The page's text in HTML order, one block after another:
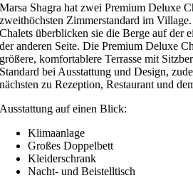
Marsa Shagra hat zwei Premium Deluxe
zweithöchsten Zimmerstandard im
Chalets überblicken sie die Berge auf der
der anderen Seite. Die Premium Deluxe
größere, komfortablere Terrasse mit
Standard bei Ausstattung und Design,
nächsten zu Rezeption, Restaurant und
Ausstattung auf einen Blick:
Klimaanlage
Großes Doppelbett
Kleiderschrank
Nacht- und Beistelltisch